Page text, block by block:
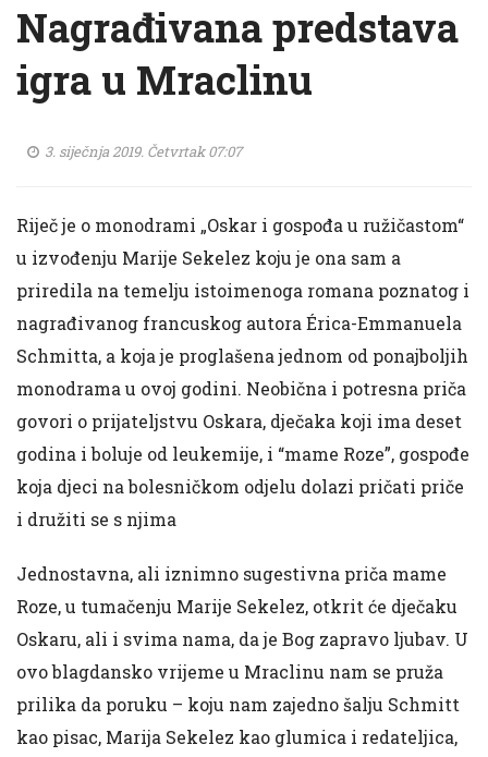
Nagrađivana predstava
igra u Mraclinu
3. siječnja 2019. Četvrtak 07:07
Riječ je o monodrami „Oskar i gospođa u ružičastom“
u izvođenju Marije Sekelez koju je ona sam a
priredila na temelju istoimenoga romana poznatog i
nagrađivanog francuskog autora Érica-Emmanuela
Schmitta, a koja je proglašena jednom od ponajboljih
monodrama u ovoj godini. Neobična i potresna priča
govori o prijateljstvu Oskara, dječaka koji ima deset
godina i boluje od leukemije, i “mame Roze”, gospođe
koja djeci na bolesničkom odjelu dolazi pričati priče
i družiti se s njima
Jednostavna, ali iznimno sugestivna priča mame
Roze, u tumačenju Marije Sekelez, otkrit će dječaku
Oskaru, ali i svima nama, da je Bog zapravo ljubav. U
ovo blagdansko vrijeme u Mraclinu nam se pruža
prilika da poruku – koju nam zajedno šalju Schmitt
kao pisac, Marija Sekelez kao glumica i redateljica,